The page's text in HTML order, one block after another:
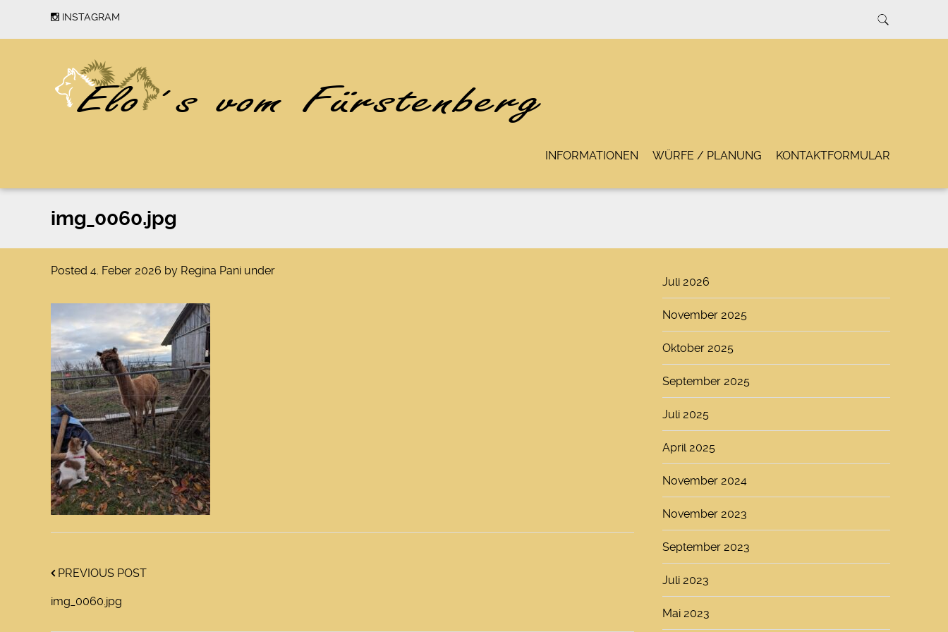
INSTAGRAM
INFORMATIONEN WÜRFE / PLANUNG KONTAKTFORMULAR
img_0060.jpg
Posted 4. Feber 2026 by Regina Pani under
PREVIOUS POST
img_0060.jpg
Juli 2026
November 2025
Oktober 2025
September 2025
Juli 2025
April 2025
November 2024
November 2023
September 2023
Juli 2023
Mai 2023